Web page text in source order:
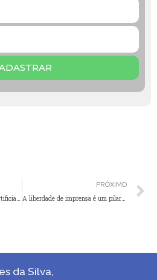
Os impactos da inteligência artificial no mercado financeiro
PRÓXIMO
A liberdade de imprensa é um pilar fundamental
da Silva,